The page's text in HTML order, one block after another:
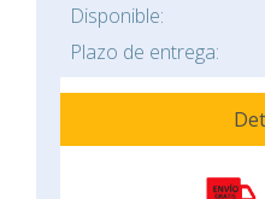
Disponible:
Plazo de entrega: